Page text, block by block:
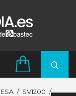
SV1200